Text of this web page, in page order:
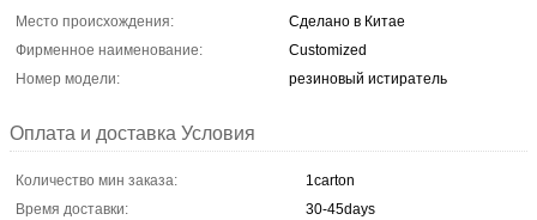
Место происхождения:
Сделано в Китае
Фирменное наименование:
Customized
Номер модели:
резиновый истиратель
Оплата и доставка Условия
Количество мин заказа:
1carton
Время доставки:
30-45days